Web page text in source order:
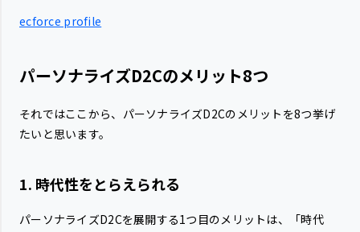
ecforce profile
パーソナライズD2Cのメリット8つ
それではここから、パーソナライズD2Cのメリットを8つ挙げ
たいと思います。
1. 時代性をとらえられる
パーソナライズD2Cを展開する1つ目のメリットは、「時代